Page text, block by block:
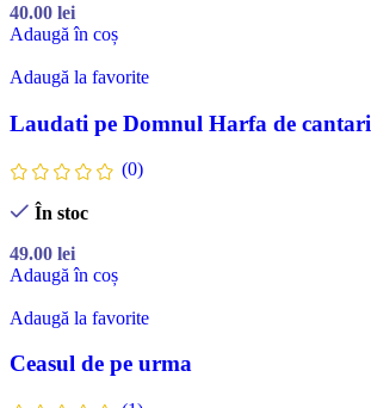
40.00 lei
Adaugă în coș
Adaugă la favorite
Laudati pe Domnul Harfa de cantari
(0)
În stoc
49.00 lei
Adaugă în coș
Adaugă la favorite
Ceasul de pe urma